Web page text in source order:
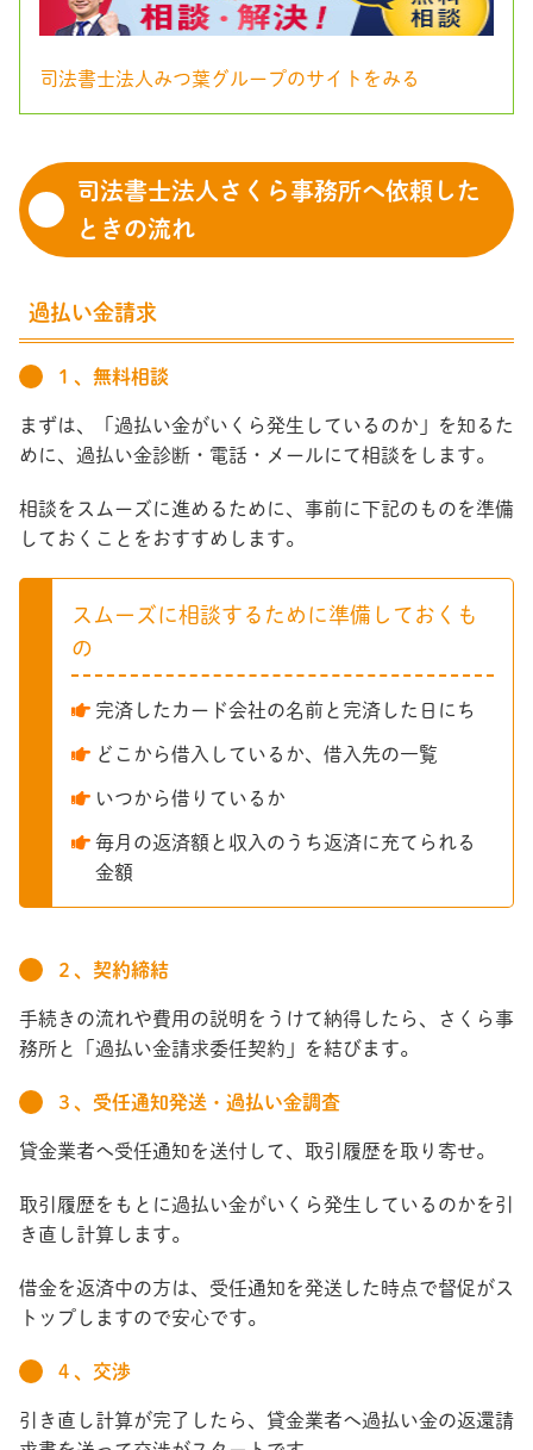
司法書士法人みつ葉グループのサイトをみる
司法書士法人さくら事務所へ依頼した
ときの流れ
過払い金請求
１、無料相談
まずは、「過払い金がいくら発生しているのか」を知るた
めに、過払い金診断・電話・メールにて相談をします。
相談をスムーズに進めるために、事前に下記のものを準備
しておくことをおすすめします。
スムーズに相談するために準備しておくも
の
完済したカード会社の名前と完済した日にち
どこから借入しているか、借入先の一覧
いつから借りているか
毎月の返済額と収入のうち返済に充てられる
金額
２、契約締結
手続きの流れや費用の説明をうけて納得したら、さくら事
務所と「過払い金請求委任契約」を結びます。
３、受任通知発送・過払い金調査
貸金業者へ受任通知を送付して、取引履歴を取り寄せ。
取引履歴をもとに過払い金がいくら発生しているのかを引
き直し計算します。
借金を返済中の方は、受任通知を発送した時点で督促がス
トップしますので安心です。
４、交渉
引き直し計算が完了したら、貸金業者へ過払い金の返還請